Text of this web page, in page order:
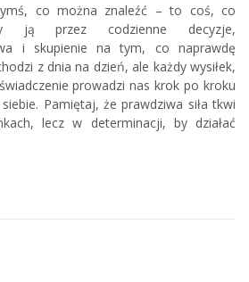
co można znaleźć – to coś, co
ją przez codzienne decyzje,
i skupienie na tym, co naprawdę
z dnia na dzień, ale każdy wysiłek,
prowadzi nas krok po kroku
Pamiętaj, że prawdziwa siła tkwi
lecz w determinacji, by działać